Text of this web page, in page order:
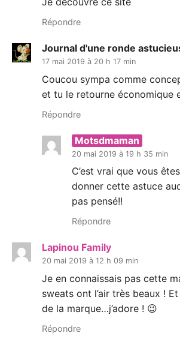
Répondre
Journal d'une ronde
17 mai 2019 à 20 h 17 min
Coucou sympa comme
et tu le retourne économique
Répondre
Motsdmaman
20 mai 2019 à 19 h 35 min
C’est vrai que vous
donner cette astuce
pas pensé!!
Répondre
Lapinou Family
20 mai 2019 à 12 h 09 min
Je en connaissais pas cette
sweats ont l’air très beaux !
de la marque…j’adore ! 😉
Répondre